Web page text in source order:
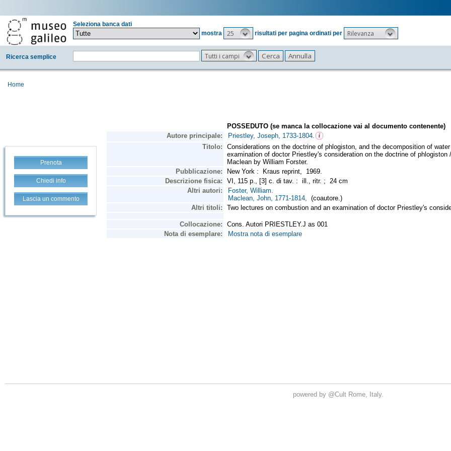
Seleziona banca dati
mostra
25 risultati per pagina ordinati per Rilevanza
Ricerca semplice Tutti i campi
Home
Prenota
Chiedi info
Lascia un commento
powered by @Cult Rome, Italy.